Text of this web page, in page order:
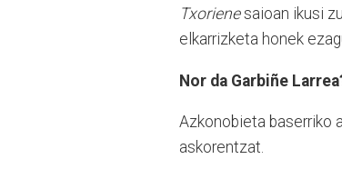
Txorienesaioan ikusi
elkarrizketa honek
Nor da Garbiñe
Azkonobieta baserriko
askorentzat.